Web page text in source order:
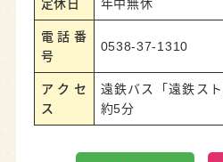
定休日 年中無休
電話番
号
0538-37-1310
アクセ
ス
遠鉄バス「遠鉄ス
約5分